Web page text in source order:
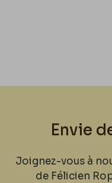
Envie
Joignez-vous à
de Félicien